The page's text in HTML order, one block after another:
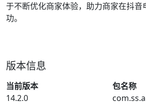
于不断优化商家体验，助力商家在抖音
功。
版本信息
当前版本
14.2.0
包名称